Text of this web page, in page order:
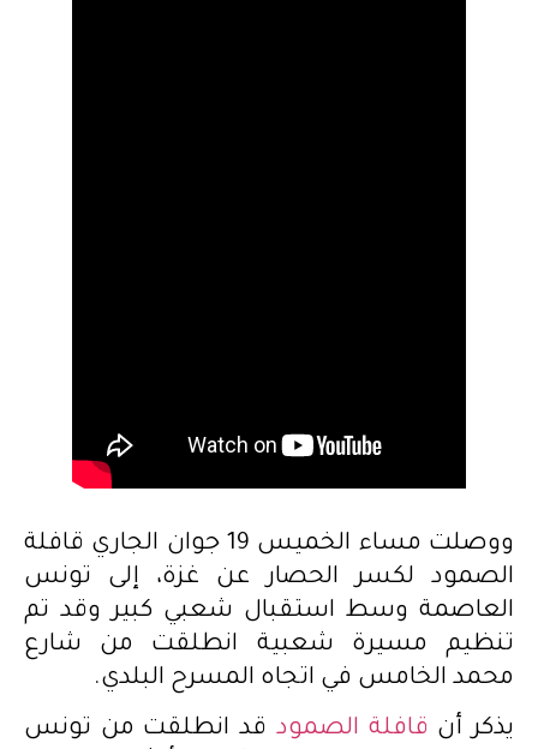
ووصلت مساء الخميس 19 جوان الجاري قافلة
الصمود لكسر الحصار عن غزة، إلى تونس
العاصمة وسط استقبال شعبي كبير وقد تم
تنظيم مسيرة شعبية انطلقت من شارع
محمد الخامس في اتجاه المسرح البلدي.
يذكر أن قافلة الصمود قد انطلقت من تونس